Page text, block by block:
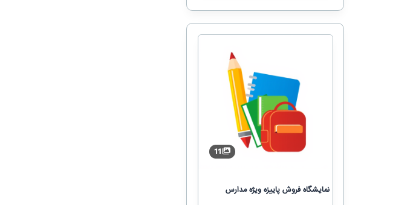
نمایشگاه فروش پاییزه ویژه مدارس